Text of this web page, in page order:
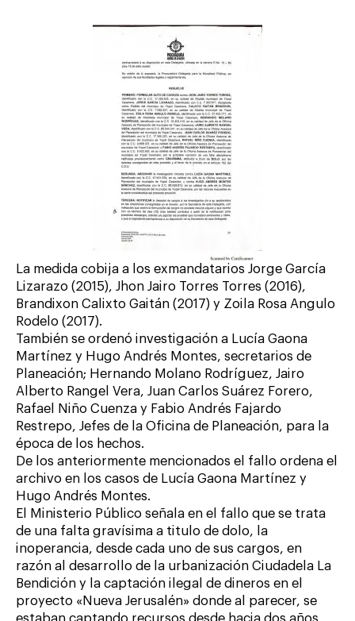
La medida cobija a los exmandatarios Jorge García
Lizarazo (2015), Jhon Jairo Torres Torres (2016),
Brandixon Calixto Gaitán (2017) y Zoila Rosa Angulo
Rodelo (2017).
También se ordenó investigación a Lucía Gaona
Martínez y Hugo Andrés Montes, secretarios de
Planeación; Hernando Molano Rodríguez, Jairo
Alberto Rangel Vera, Juan Carlos Suárez Forero,
Rafael Niño Cuenza y Fabio Andrés Fajardo
Restrepo, Jefes de la Oficina de Planeación, para la
época de los hechos.
De los anteriormente mencionados el fallo ordena el
archivo en los casos de Lucía Gaona Martínez y
Hugo Andrés Montes.
El Ministerio Público señala en el fallo que se trata
de una falta gravísima a titulo de dolo, la
inoperancia, desde cada uno de sus cargos, en
razón al desarrollo de la urbanización Ciudadela La
Bendición y la captación ilegal de dineros en el
proyecto «Nueva Jerusalén» donde al parecer, se